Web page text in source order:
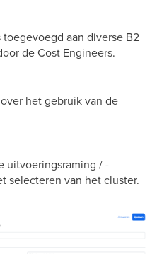
aan diverse B2
de Cost Engineers.
het gebruik van de
uitvoeringsraming / -
selecteren van het cluster.